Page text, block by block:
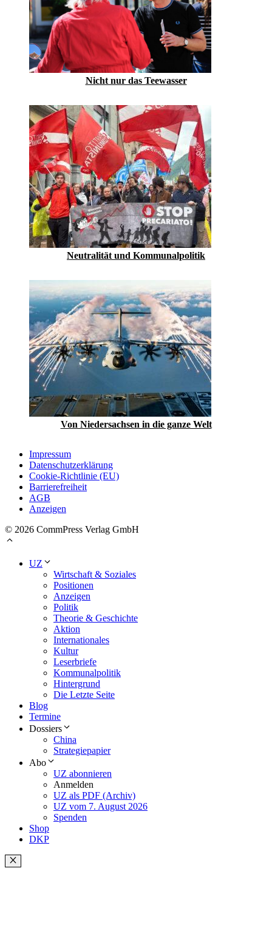
Nicht nur das Teewasser
Neutralität und Kommunalpolitik
Von Niedersachsen in die ganze Welt
Impressum
Datenschutzerklärung
Cookie-Richtlinie (EU)
Barrierefreiheit
AGB
Anzeigen
© 2026 CommPress Verlag GmbH
UZ
Wirtschaft & Soziales
Positionen
Anzeigen
Politik
Theorie & Geschichte
Aktion
Internationales
Kultur
Leserbriefe
Kommunalpolitik
Hintergrund
Die Letzte Seite
Blog
Termine
Dossiers
China
Strategiepapier
Abo
UZ abonnieren
Anmelden
UZ als PDF (Archiv)
UZ vom 7. August 2026
Spenden
Shop
DKP
Schließen